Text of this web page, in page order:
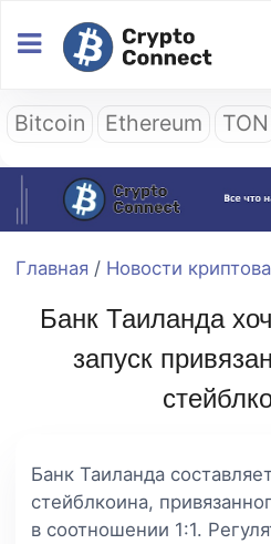
Bitcoin Ethereum TON
Главная / Новости
Банк Таиланда
запуск
Банк Таиланда
стейблкоина,
в соотношении 1:1.